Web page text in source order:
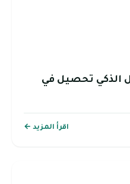
الذكي تحصيل في
اقرأ المزيد ←